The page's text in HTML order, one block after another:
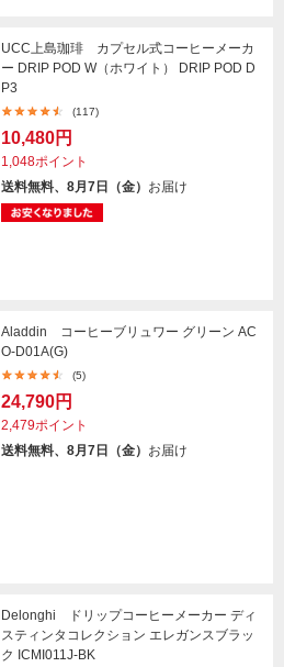
UCC上島珈琲 カプセル式コーヒーメーカ
ー DRIP POD W（ホワイト） DRIP POD D
P3
(117)
10,480円
1,048ポイント
送料無料、8月7日（金） お届け
Aladdin コーヒーブリュワー グリーン AC
O-D01A(G)
(5)
24,790円
2,479ポイント
送料無料、8月7日（金） お届け
Delonghi ドリップコーヒーメーカー ディ
スティンタコレクション エレガンスブラッ
ク ICMI011J-BK